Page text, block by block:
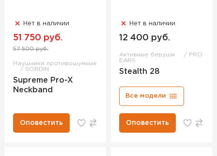
Нет в наличии
51 750 руб.
57 500 руб.
Наушники противошумные
SORDIN
Supreme Pro-X
Neckband
Оповестить
Нет в наличии
12 400 руб.
Активные беруши
PRO
EARS
Stealth 28
Все модели
Оповестить